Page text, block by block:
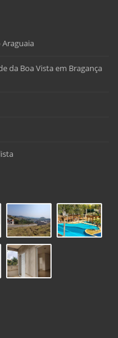
Araguaia
da Boa Vista em Bragança